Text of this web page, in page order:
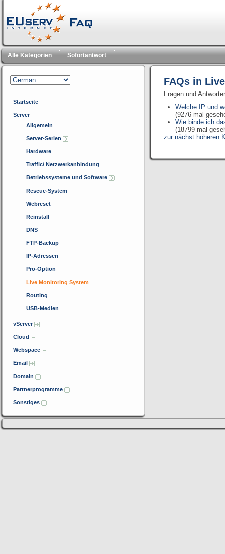
Alle Kategorien Sofortantwort
Startseite
Server
Allgemein
Server-Serien
Hardware
Traffic/ Netzwerkanbindung
Betriebssysteme und Software
Rescue-System
Webreset
Reinstall
DNS
FTP-Backup
IP-Adressen
Pro-Option
Live Monitoring System
Routing
USB-Medien
vServer
Cloud
Webspace
Email
Domain
Partnerprogramme
Sonstiges
FAQs in
Fragen und
Welche IP und
(9276 mal
Wie binde ich
(18799 mal
zur nächst höheren